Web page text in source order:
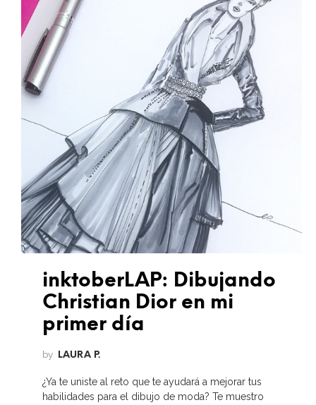
inktoberLAP: Dibujando
Christian Dior en mi
primer día
by LAURA P.
¿Ya te uniste al reto que te ayudará a mejorar tus
habilidades para el dibujo de moda? Te muestro